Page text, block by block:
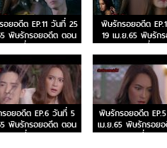
ยอดีต EP.11 วันที่ 25
พิษรักรอยอดีต ตอน
ที่ 11
พิษรักรอยอดีต
19 เม.ย.65 พิษรัก
ตอนที่ 10
อยอดีต EP.6 วันที่ 5
พิษรักรอยอดีต ตอน
ที่ 6
พิษรักรอยอดีต
เม.ย.65 พิษรักรอย
ที่ 5